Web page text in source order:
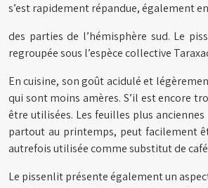
s’est rapidement répandue, également
des parties de l’hémisphère sud. Le
regroupée sous l’espèce collective
En cuisine, son goût acidulé et
qui sont moins amères. S’il est encore
être utilisées. Les feuilles plus
partout au printemps, peut facilement
autrefois utilisée comme substitut de
Le pissenlit présente également un